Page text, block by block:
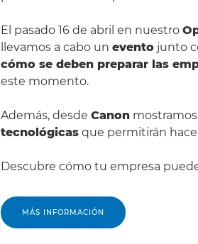
El pasado 16 de abril en nuestro
llevamos a cabo un evento junto
cómo se deben preparar las
este momento.
Además, desde Canon
tecnológicas que permitirán
Descubre cómo tu empresa
MÁS INFORMACIÓN